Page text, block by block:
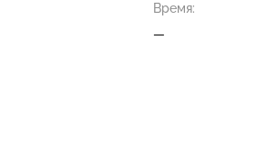
Время:
—